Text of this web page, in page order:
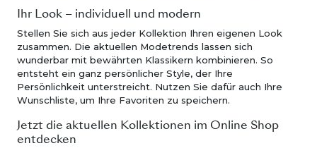
Ihr Look – individuell und modern
Stellen Sie sich aus jeder Kollektion Ihren eigenen Look
zusammen. Die aktuellen Modetrends lassen sich
wunderbar mit bewährten Klassikern kombinieren. So
entsteht ein ganz persönlicher Style, der Ihre
Persönlichkeit unterstreicht. Nutzen Sie dafür auch Ihre
Wunschliste, um Ihre Favoriten zu speichern.
Jetzt die aktuellen Kollektionen im Online Shop
entdecken